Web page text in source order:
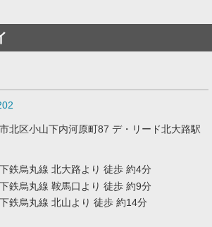
北区小山下内河原町87 デ・リード北大路駅
鉄烏丸線 北大路より 徒歩 約4分
鉄烏丸線 鞍馬口より 徒歩 約9分
鉄烏丸線 北山より 徒歩 約14分